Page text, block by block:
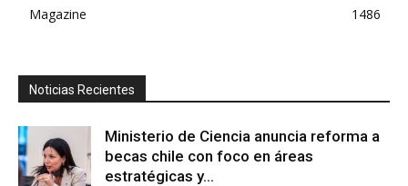
Magazine
1486
Noticias Recientes
Ministerio de Ciencia anuncia reforma a
becas chile con foco en áreas
estratégicas y...